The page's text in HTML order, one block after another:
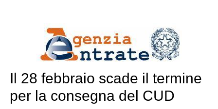
Il 28 febbraio scade il termine
per la consegna del CUD